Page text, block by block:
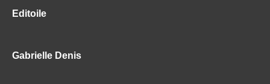
Editoile
Gabrielle Denis